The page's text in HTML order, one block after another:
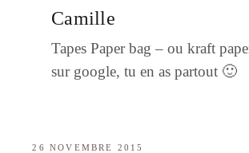
Camille
Tapes Paper bag – ou kraft
sur google, tu en as partout 🙂
26 NOVEMBRE 2015